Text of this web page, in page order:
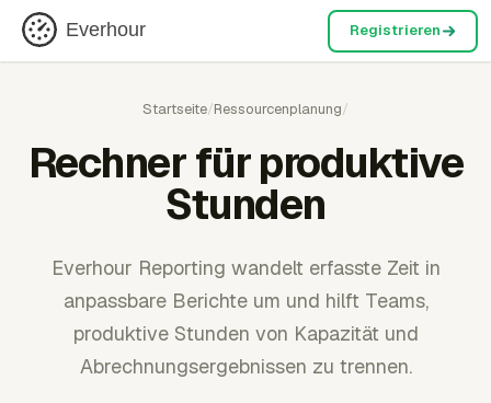
Everhour Registrieren
Startseite/Ressourcenplanung/
Rechner für produktive
Stunden
Everhour Reporting wandelt erfasste Zeit in
anpassbare Berichte um und hilft Teams,
produktive Stunden von Kapazität und
Abrechnungsergebnissen zu trennen.